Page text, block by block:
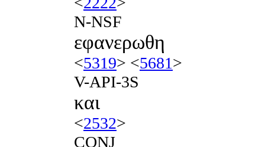
N-NSF
εφανερωθη
<5319> <5681>
V-API-3S
και
<2532>
CONJ